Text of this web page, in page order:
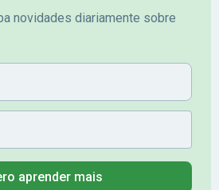
do
Friske -
Pimenta -
novidades diariamente sobre
aprender mais